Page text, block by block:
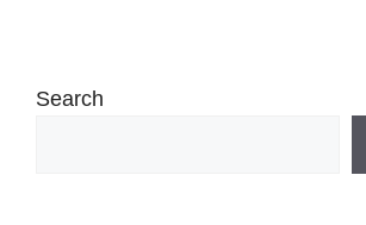
Search